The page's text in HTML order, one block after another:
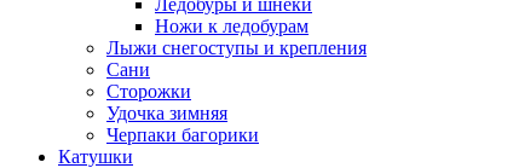
Ледобуры и шнеки
Ножи к ледобурам
Лыжи снегоступы и крепления
Сани
Сторожки
Удочка зимняя
Черпаки багорики
Катушки